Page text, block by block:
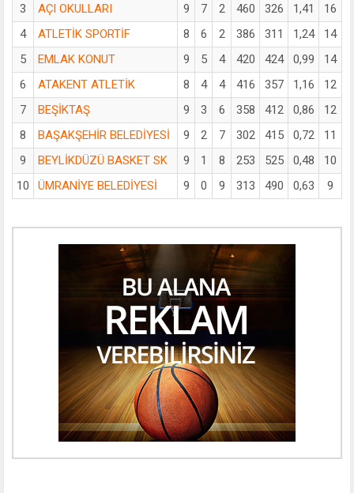
3
AÇI OKULLARI 9 7 2 460 326 1,41
16
4
ATLETİK SPORTİF 8 6 2 386 311 1,24
14
5
EMLAK KONUT 9 5 4 420 424 0,99
14
6
ATAKENT ATLETİK 8 4 4 416 357 1,16
12
7
BEŞİKTAŞ 9 3 6 358 412 0,86
12
8
BAŞAKŞEHİR BELEDİYESİ 9 2 7 302 415 0,72
11
9
BEYLİKDÜZÜ BASKET SK 9 1 8 253 525 0,48
10
10
ÜMRANİYE BELEDİYESİ 9 0 9 313 490 0,63 9